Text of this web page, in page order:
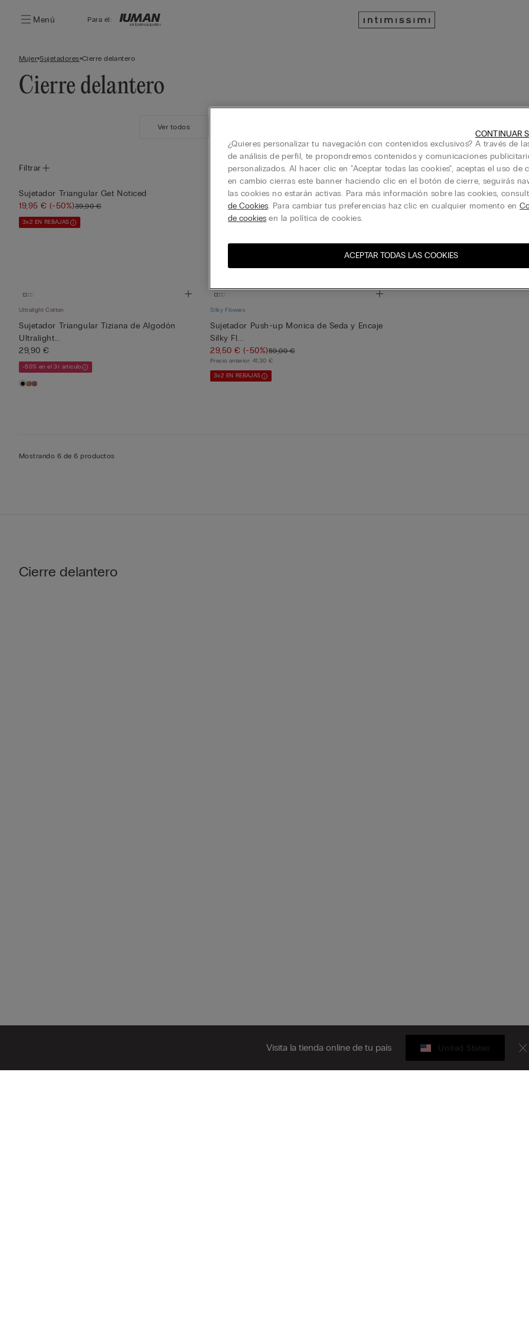
Menú Para él:
Mujer Sujetadores Cierre delantero
Cierre delantero
Ver todos
Filtrar
Sujetador Triangular Get Noticed
19,95 €(-50%)39,90 €
3x2 EN REBAJAS
Sujetador Push-Up Bellissima Midsummer
Dream
19,95 €(-50%)39,90 €
Ultralight Cotton
Sujetador Triangular Tiziana de
Ultralight Cotton
Sujetador Triangular Tiziana de Algodón
Ultralight...
29,90 €
-50% en el 3r artículo
Silky Flowers
Sujetador Push-up Monica de Seda y Encaje
Silky Fl...
29,50 €(-50%)59,00 €
Precio anterior: 41,30 €
3x2 EN REBAJAS
Mostrando 6 de 6 productos
Cierre delantero
Visita la tienda online de tu país United States
¿Quieres personalizar tu navegación con contenidos exclusivos? A través de
de análisis de perfil, te propondremos contenidos y comunicaciones
personalizados. Al hacer clic en "Aceptar todas las cookies", aceptas el uso de
en cambio cierras este banner haciendo clic en el botón de cierre, seguirás
las cookies no estarán activas. Para más información sobre las cookies,
de Cookies. Para cambiar tus preferencias haz clic en cualquier momento en
de cookies en la política de cookies.
ACEPTAR TODAS LAS COOKIES
CONTINUAR